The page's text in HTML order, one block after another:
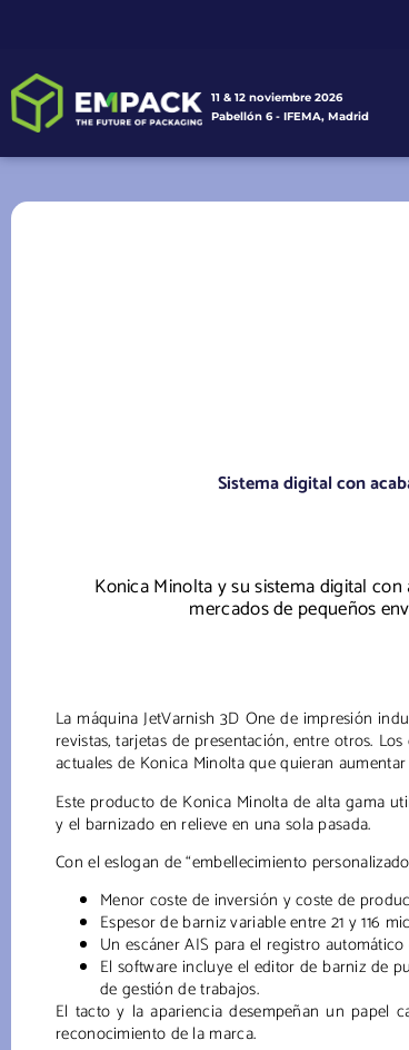
11 & 12 noviembre 2026
Pabellón 6 - IFEMA, Madrid
Sistema digital con
Konica Minolta y su sistema digital
mercados de pequeños
La máquina JetVarnish 3D One de impresión
revistas, tarjetas de presentación, entre otros.
actuales de Konica Minolta que quieran
Este producto de Konica Minolta de alta gama
y el barnizado en relieve en una sola pasada.
Con el eslogan de “embellecimiento
Menor coste de inversión y coste de
Espesor de barniz variable entre 21 y 116
Un escáner AIS para el registro
El software incluye el editor de barniz de
de gestión de trabajos.
El tacto y la apariencia desempeñan un papel
reconocimiento de la marca.